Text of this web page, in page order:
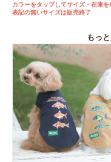
カラーをタップしてサイズ・在庫を
表記の無いサイズは販売終了
もっ